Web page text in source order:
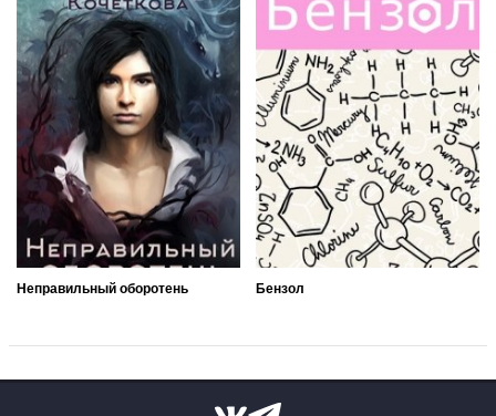
Неправильный оборотень Бензол